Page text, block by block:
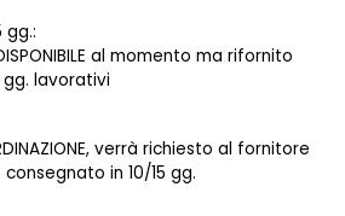
gg.:
al momento ma rifornito
gg. lavorativi
verrà richiesto al fornitore
in 10/15 gg.